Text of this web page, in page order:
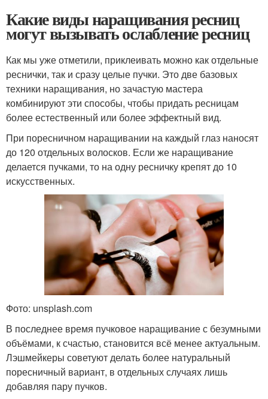
Какие виды наращивания ресниц
могут вызывать ослабление ресниц
Как мы уже отметили, приклеивать можно как отдельные
реснички, так и сразу целые пучки. Это две базовых
техники наращивания, но зачастую мастера
комбинируют эти способы, чтобы придать ресницам
более естественный или более эффектный вид.
При поресничном наращивании на каждый глаз наносят
до 120 отдельных волосков. Если же наращивание
делается пучками, то на одну ресничку крепят до 10
искусственных.
Фото: unsplash.com
В последнее время пучковое наращивание с безумными
объёмами, к счастью, становится всё менее актуальным.
Лэшмейкеры советуют делать более натуральный
поресничный вариант, в отдельных случаях лишь
добавляя пару пучков.